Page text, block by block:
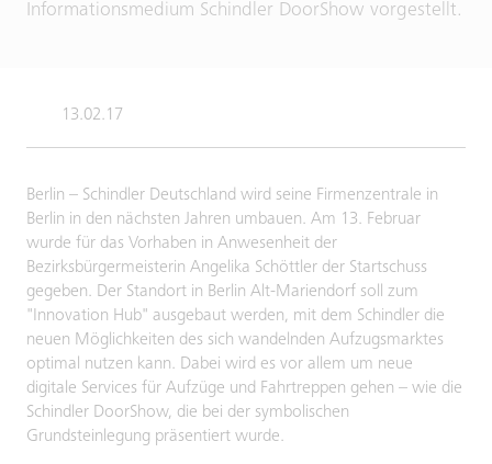
Informationsmedium Schindler DoorShow vorgestellt.
13.02.17
Berlin – Schindler Deutschland wird seine Firmenzentrale in
Berlin in den nächsten Jahren umbauen. Am 13. Februar
wurde für das Vorhaben in Anwesenheit der
Bezirksbürgermeisterin Angelika Schöttler der Startschuss
gegeben. Der Standort in Berlin Alt-Mariendorf soll zum
"Innovation Hub" ausgebaut werden, mit dem Schindler die
neuen Möglichkeiten des sich wandelnden Aufzugsmarktes
optimal nutzen kann. Dabei wird es vor allem um neue
digitale Services für Aufzüge und Fahrtreppen gehen – wie die
Schindler DoorShow, die bei der symbolischen
Grundsteinlegung präsentiert wurde.